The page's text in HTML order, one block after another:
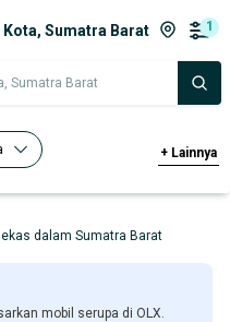
Kota, Sumatra Barat 1
Sumatra Barat
+ Lainnya
dalam Sumatra Barat
mobil serupa di OLX.